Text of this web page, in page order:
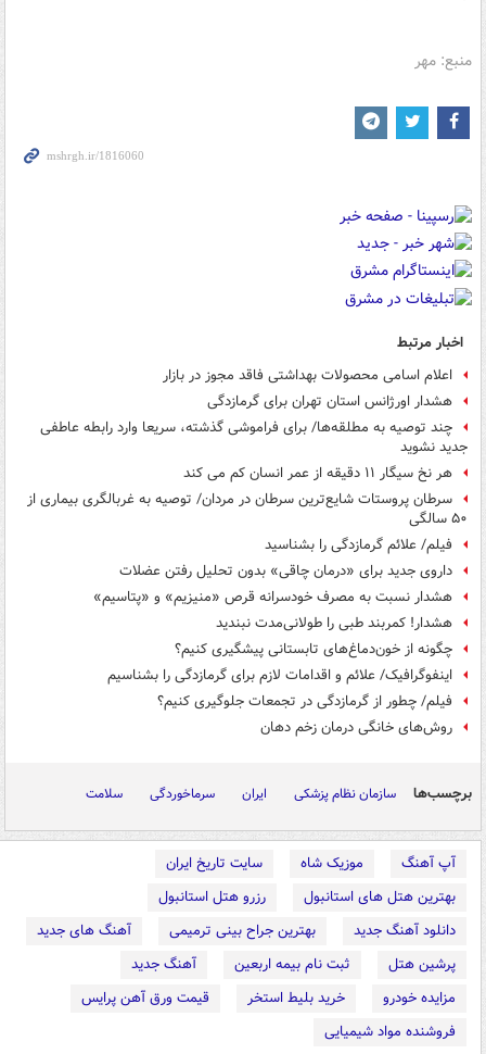
منبع: مهر
اخبار مرتبط
اعلام اسامی محصولات بهداشتی فاقد مجوز در بازار
هشدار اورژانس استان تهران برای گرمازدگی
چند توصیه به مطلقه‌ها/ برای فراموشی گذشته، سریعا وارد رابطه عاطفی
جدید نشوید
هر نخ سیگار ۱۱ دقیقه از عمر انسان کم می کند
سرطان پروستات شایع‌ترین سرطان در مردان/ توصیه به غربالگری بیماری از
۵۰ سالگی
فیلم/ علائم گرمازدگی را بشناسید
داروی جدید برای «درمان چاقی» بدون تحلیل رفتن عضلات
هشدار نسبت به مصرف خودسرانه قرص «منیزیم» و «پتاسیم»
هشدار! کمربند طبی را طولانی‌مدت نبندید
چگونه از خون‌دماغ‌های تابستانی پیشگیری کنیم؟
اینفوگرافیک/ علائم و اقدامات لازم برای گرمازدگی را بشناسیم
فیلم/ چطور از گرمازدگی در تجمعات جلوگیری کنیم؟
روش‌های خانگی درمان زخم دهان
برچسب‌ها سازمان نظام پزشکی ایران سرماخوردگی سلامت
آپ آهنگ موزیک شاه
سایت تاریخ ایران
بهترین هتل های استانبول
رزرو هتل استانبول
دانلود آهنگ جدید
بهترین جراح بینی ترمیمی
آهنگ های جدید
پرشین هتل
ثبت نام بیمه اربعین
آهنگ جدید
مزایده خودرو
خرید بلیط استخر
قیمت ورق آهن پرایس
فروشنده مواد شیمیایی